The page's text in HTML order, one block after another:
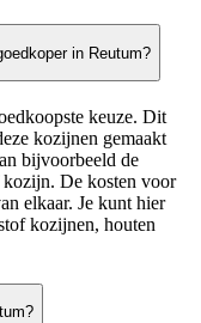
in Reutum?
keuze. Dit
kozijnen gemaakt
bijvoorbeeld de
kozijn. De kosten voor
elkaar. Je kunt hier
kozijnen, houten